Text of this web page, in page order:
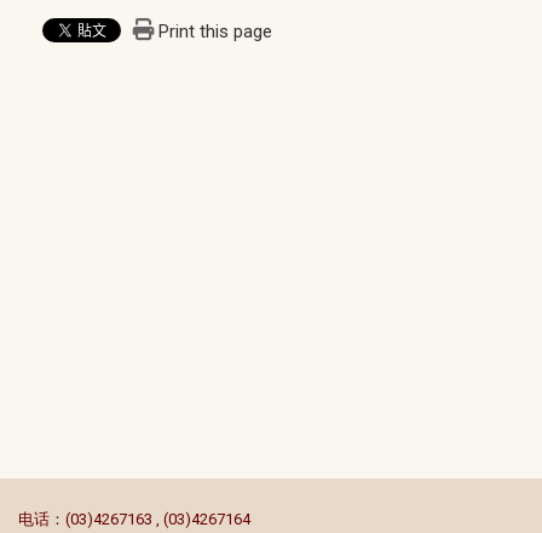
Print this page
电话：(03)4267163 , (03)4267164